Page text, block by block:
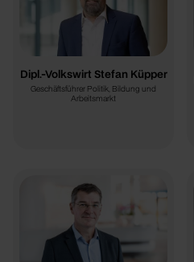
Dipl.-Volkswirt Stefan Küpper
Geschäftsführer Politik, Bildung und
Arbeitsmarkt